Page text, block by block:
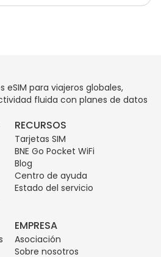
eSIM para viajeros globales,
fluida con planes de datos
RECURSOS
Tarjetas SIM
BNE Go Pocket WiFi
Blog
Centro de ayuda
Estado del servicio
EMPRESA
Asociación
Sobre nosotros